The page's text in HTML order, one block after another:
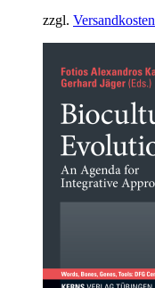
zzgl. Versandkosten